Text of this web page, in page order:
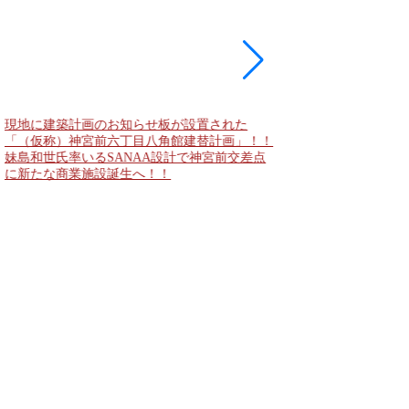
現地に建築計画のお知らせ板が設置された
「（仮称）神宮前六丁目八角館建替計画」！！
妹島和世氏率いるSANAA設計で神宮前交差点
に新たな商業施設誕生へ！！